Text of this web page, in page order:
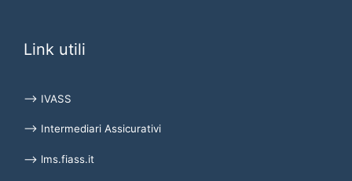
Link utili
⟶ IVASS
⟶ Intermediari Assicurativi
⟶ lms.fiass.it